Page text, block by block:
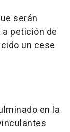
serán
petición de
un cese
en la